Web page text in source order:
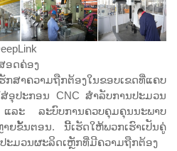
ອດຄ່ອງ
ສາຄວາມຖືກຕ້ອງໃນຂອບເຂດທີ່ແຄບ
ສ່ອຸປະກອນ CNC ສຳລັບການປະມວນ
ລະ ລະບົບການຄວບຄຸມຄຸນນະພາບ
ຂັ້ນຕອນ. ນີ້ເຮັດໃຫ້ພວກເຮົາເປັນຄູ່
ະມວນຜະລິດເຫຼັກທີ່ມີຄວາມຖືກຕ້ອງ